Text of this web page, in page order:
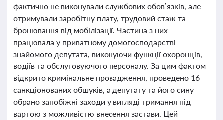
фактично не виконували службових обов’язків, але
отримували заробітну плату, трудовий стаж та
бронювання від мобілізації. Частина з них
працювала у приватному домогосподарстві
знайомого депутата, виконуючи функції охоронців,
водіїв та обслуговуючого персоналу. За цим фактом
відкрито кримінальне провадження, проведено 16
санкціонованих обшуків, а депутату та його сину
обрано запобіжні заходи у вигляді тримання під
вартою з можливістю внесення застави. Цей